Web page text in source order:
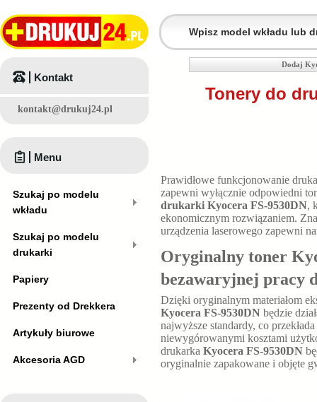
Dodaj
Tonery do
Prawidłowe funkcjonowanie
zapewni wyłącznie odpowiedni
drukarki Kyocera FS-9530DN,
ekonomicznym rozwiązaniem.
urządzenia laserowego zapewni
Oryginalny toner
bezawaryjnej pracy
Dzięki oryginalnym materiałom
Kyocera FS-9530DN będzie
najwyższe standardy, co
niewygórowanymi kosztami
drukarka Kyocera FS-9530DN
oryginalnie zapakowane i objęte
Kontakt
kontakt@drukuj24.pl
Menu
Szukaj po modelu
wkładu
Szukaj po modelu
drukarki
Papiery
Prezenty od Drekkera
Artykuły biurowe
Akcesoria AGD